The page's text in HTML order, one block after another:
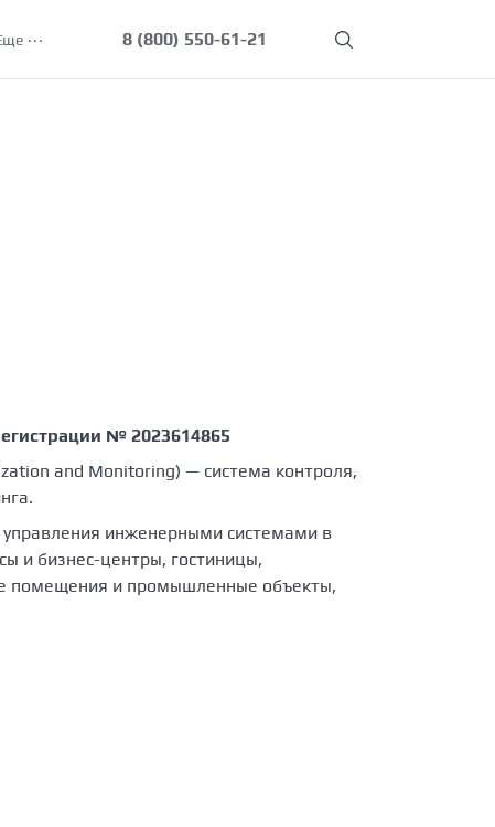
8 (800) 550-61-21
№ 2023614865
and Monitoring) — система контроля,
инженерными системами в
и бизнес-центры, гостиницы,
помещения и промышленные объекты,